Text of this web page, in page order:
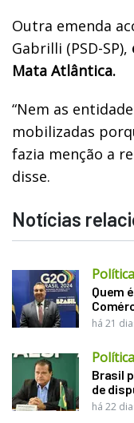
Outra emenda
Gabrilli (PSD-SP),
Mata Atlântica.
“Nem as
mobilizadas
fazia menção a
disse.
Notícias
Política
Quem
há 21
Política
Brasil
de
há 22